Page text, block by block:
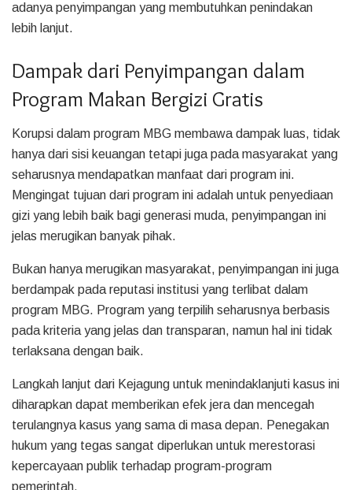
adanya penyimpangan yang membutuhkan penindakan
lebih lanjut.
Dampak dari Penyimpangan dalam
Program Makan Bergizi Gratis
Korupsi dalam program MBG membawa dampak luas, tidak
hanya dari sisi keuangan tetapi juga pada masyarakat yang
seharusnya mendapatkan manfaat dari program ini.
Mengingat tujuan dari program ini adalah untuk penyediaan
gizi yang lebih baik bagi generasi muda, penyimpangan ini
jelas merugikan banyak pihak.
Bukan hanya merugikan masyarakat, penyimpangan ini juga
berdampak pada reputasi institusi yang terlibat dalam
program MBG. Program yang terpilih seharusnya berbasis
pada kriteria yang jelas dan transparan, namun hal ini tidak
terlaksana dengan baik.
Langkah lanjut dari Kejagung untuk menindaklanjuti kasus ini
diharapkan dapat memberikan efek jera dan mencegah
terulangnya kasus yang sama di masa depan. Penegakan
hukum yang tegas sangat diperlukan untuk merestorasi
kepercayaan publik terhadap program-program
pemerintah.